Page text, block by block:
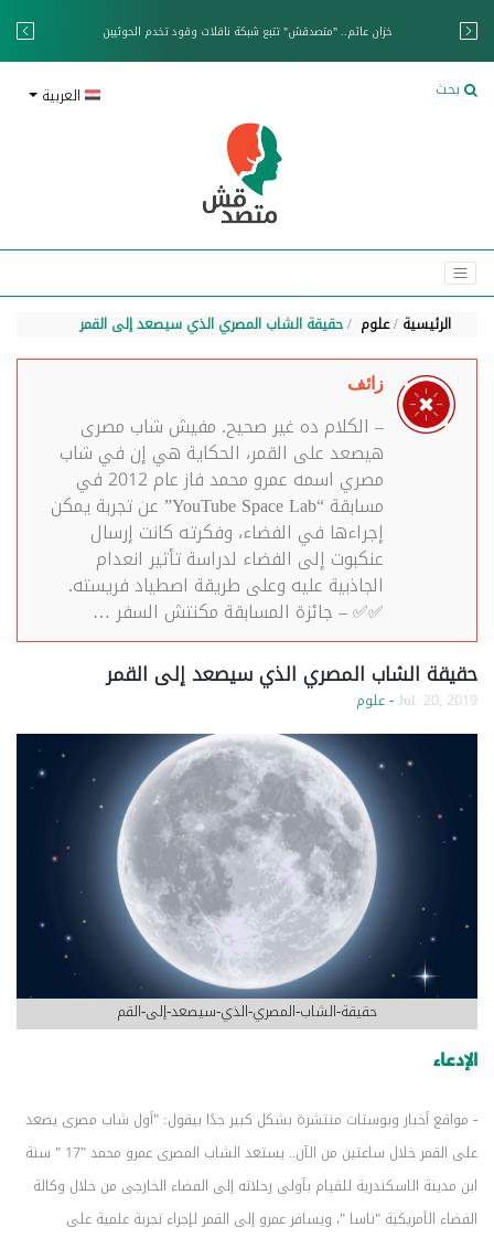
خزان عائم.. "متصدقش" تتبع شبكة ناقلات وقود تخدم الحوثيين
بحث العربية
الرئيسية علوم حقيقة الشاب المصري الذي سيصعد إلى القمر
زائف
– الكلام ده غير صحيح. مفيش شاب مصرى
هيصعد على القمر، الحكاية هي إن في شاب
مصري اسمه عمرو محمد فاز عام 2012 في
مسابقة “YouTube Space Lab” عن تجربة يمكن
إجراءها في الفضاء، وفكرته كانت إرسال
عنكبوت إلى الفضاء لدراسة تأثير انعدام
الجاذبية عليه وعلى طريقة اصطياد فريسته.
✅✅ – جائزة المسابقة مكنتش السفر …
حقيقة الشاب المصري الذي سيصعد إلى القمر
Jul. 20, 2019- علوم
حقيقة-الشاب-المصري-الذي-سيصعد-إلى-القم
الإدعاء
- مواقع أخبار وبوستات منتشرة بشكل كبير جدًا بيقول: "أول شاب مصرى يصعد
على القمر خلال ساعتين من الآن.. يستعد الشاب المصرى عمرو محمد "17 " سنة
ابن مدينة الاسكندرية للقيام بأولى رحلاته إلى الفضاء الخارجى من خلال وكالة
الفضاء الأمريكية "ناسا "، ويسافر عمرو إلى القمر لإجراء تجربة علمية على